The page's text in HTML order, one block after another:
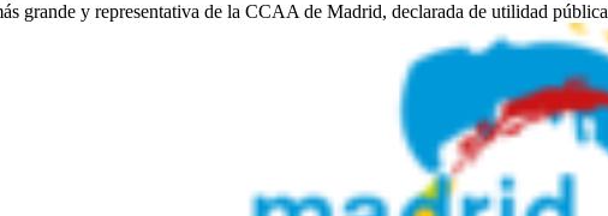
grande y representativa de la CCAA de Madrid, declarada de utilidad pública